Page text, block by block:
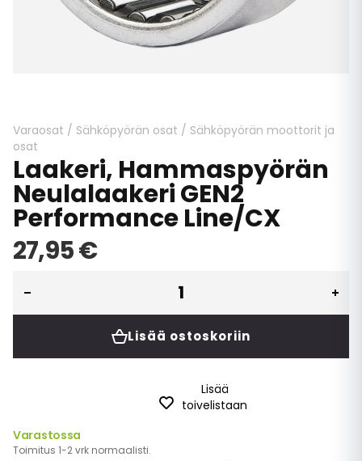
beginning
of
the
images
gallery
Varaosat / Sähköpyörän osat / Sähköpyörän moottorit ja
osat
Laakeri, Hammaspyörän
Neulalaakeri GEN2
Performance Line/CX
27,95 €
Lisää ostoskoriin
Lisää
toivelistaan
Varastossa
Toimitus 1-2 vrk normaalisti.